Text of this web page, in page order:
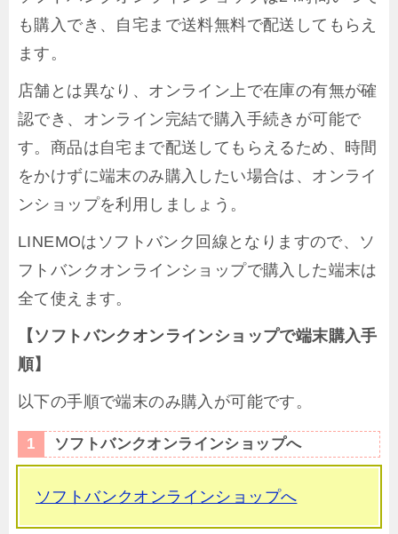
も購入でき、自宅まで送料無料で配送してもらえ
ます。
店舗とは異なり、オンライン上で在庫の有無が確
認でき、オンライン完結で購入手続きが可能で
す。商品は自宅まで配送してもらえるため、時間
をかけずに端末のみ購入したい場合は、オンライ
ンショップを利用しましょう。
LINEMOはソフトバンク回線となりますので、ソ
フトバンクオンラインショップで購入した端末は
全て使えます。
【ソフトバンクオンラインショップで端末購入手
順】
以下の手順で端末のみ購入が可能です。
ソフトバンクオンラインショップへ
ソフトバンクオンラインショップへ